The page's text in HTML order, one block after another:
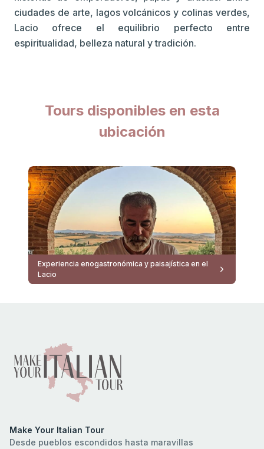
ciudades de arte, lagos volcánicos y colinas verdes,
Lacio ofrece el equilibrio perfecto entre
espiritualidad, belleza natural y tradición.
Tours disponibles en esta
ubicación
Experiencia enogastronómica y paisajística en el
Lacio
Make Your Italian Tour
Desde pueblos escondidos hasta maravillas